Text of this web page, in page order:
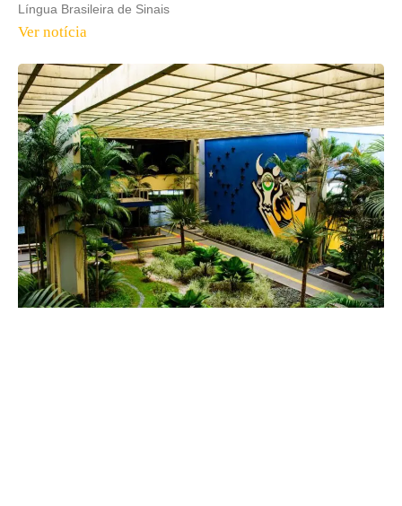
Língua Brasileira de Sinais
Ver notícia